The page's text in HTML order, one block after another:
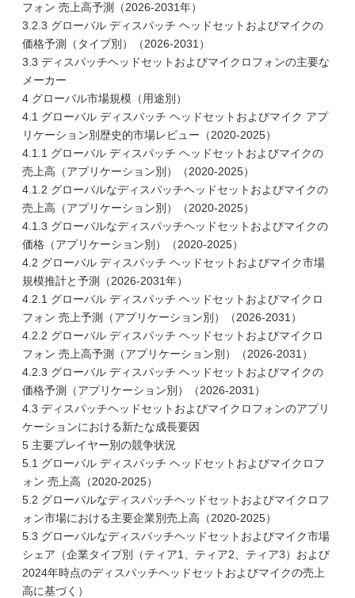
フォン 売上高予測（2026-2031年）
3.2.3 グローバル ディスパッチ ヘッドセットおよびマイクの
価格予測（タイプ別）（2026-2031）
3.3 ディスパッチヘッドセットおよびマイクロフォンの主要な
メーカー
4 グローバル市場規模（用途別）
4.1 グローバル ディスパッチ ヘッドセットおよびマイク アプ
リケーション別歴史的市場レビュー（2020-2025）
4.1.1 グローバル ディスパッチ ヘッドセットおよびマイクの
売上高（アプリケーション別）（2020-2025）
4.1.2 グローバルなディスパッチヘッドセットおよびマイクの
売上高（アプリケーション別）（2020-2025）
4.1.3 グローバルなディスパッチヘッドセットおよびマイクの
価格（アプリケーション別）（2020-2025）
4.2 グローバル ディスパッチ ヘッドセットおよびマイク市場
規模推計と予測（2026-2031年）
4.2.1 グローバル ディスパッチ ヘッドセットおよびマイクロ
フォン 売上予測（アプリケーション別）（2026-2031）
4.2.2 グローバル ディスパッチ ヘッドセットおよびマイクロ
フォン 売上高予測（アプリケーション別）（2026-2031）
4.2.3 グローバル ディスパッチ ヘッドセットおよびマイクの
価格予測（アプリケーション別）（2026-2031）
4.3 ディスパッチヘッドセットおよびマイクロフォンのアプリ
ケーションにおける新たな成長要因
5 主要プレイヤー別の競争状況
5.1 グローバル ディスパッチ ヘッドセットおよびマイクロフ
ォン 売上高（2020-2025）
5.2 グローバルなディスパッチヘッドセットおよびマイクロフ
ォン市場における主要企業別売上高（2020-2025）
5.3 グローバルなディスパッチヘッドセットおよびマイク市場
シェア（企業タイプ別（ティア1、ティア2、ティア3）および
2024年時点のディスパッチヘッドセットおよびマイクの売上
高に基づく）